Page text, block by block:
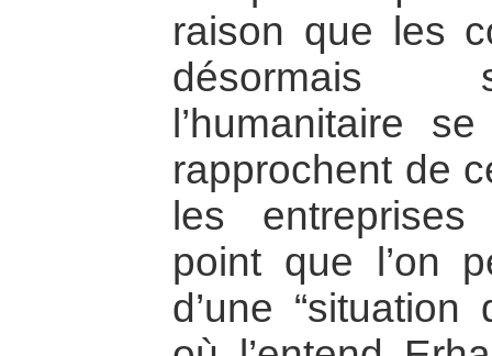
raison que les
désormais
l’humanitaire
rapprochent de
les
point que l’on
d’une